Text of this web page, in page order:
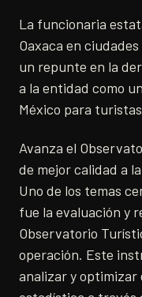
La funcionaria
Oaxaca en
un repunte en la
a la entidad como
México para
Avanza el
de mejor calidad a
Uno de los temas
fue la evaluación y
Observatorio
operación. Este
analizar y optimizar